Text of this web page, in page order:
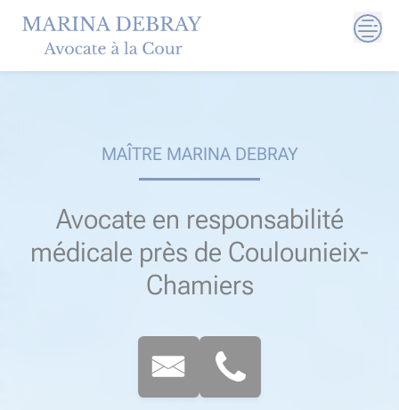
content
MAÎTRE MARINA DEBRAY
Avocate en responsabilité
médicale près de Coulounieix-
Chamiers​